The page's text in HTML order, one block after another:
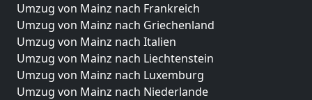
Umzug von Mainz nach Frankreich
Umzug von Mainz nach Griechenland
Umzug von Mainz nach Italien
Umzug von Mainz nach Liechtenstein
Umzug von Mainz nach Luxemburg
Umzug von Mainz nach Niederlande